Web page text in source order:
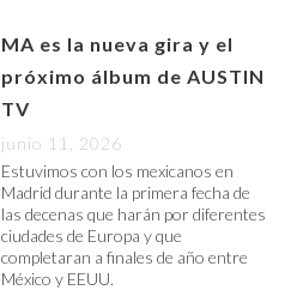
MA es la nueva gira y el
próximo álbum de AUSTIN
TV
junio 11, 2026
Estuvimos con los mexicanos en
Madrid durante la primera fecha de
las decenas que harán por diferentes
ciudades de Europa y que
completaran a finales de año entre
México y EEUU.